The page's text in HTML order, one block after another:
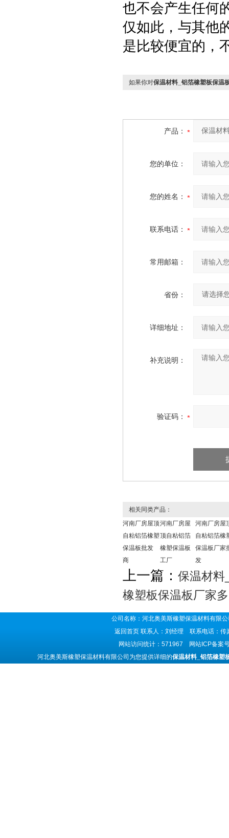
也不会产生任何
仅如此，与其他
是比较便宜的，
如果你对保温材料_铝箔橡塑板保温
产品：
您的单位：
您的姓名：
联系电话：
常用邮箱：
省份：
详细地址：
补充说明：
验证码：
相关同类产品：
河南厂房屋顶
自粘铝箔橡塑
保温板批发
商
河南厂房屋
顶自粘铝箔
橡塑保温板
工厂
河南厂房屋
自粘铝箔橡
保温板厂家
发
上一篇： 保温材料
橡塑板保温板厂家
公司名称：河北奥美斯橡塑保温材料有
返回首页 联系人：刘经理 联系电话：
网站访问统计：571967 网站ICP备案
河北奥美斯橡塑保温材料有限公司为您提供详细的保温材料_铝箔橡塑